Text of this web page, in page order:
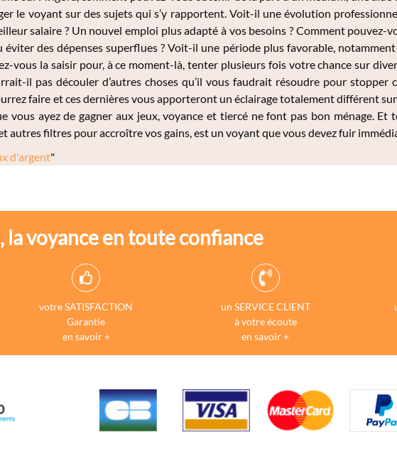
le voyant sur des sujets qui s’y rapportent. Voit-il une évolution
salaire ? Un nouvel emploi plus adapté à vos besoins ? Comment
des dépenses superflues ? Voit-il une période plus favorable, notamment
vous la saisir pour, à ce moment-là, tenter plusieurs fois votre chance sur
il pas découler d’autres choses qu’il vous faudrait résoudre pour
faire et ces dernières vous apporteront un éclairage totalement différent
vous ayez de gagner aux jeux, voyance et tiercé ne font pas bon ménage.
autres filtres pour accroître vos gains, est un voyant que vous devez fuir
d'argent"
la voyance en toute confiance
votre SATISFACTION
Garantie
en savoir +
un SERVICE CLIENT
à votre écoute
en savoir +